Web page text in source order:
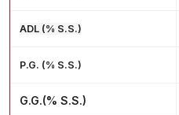
ADL (% S.S.)
P.G. (% S.S.)
G.G.(% S.S.)